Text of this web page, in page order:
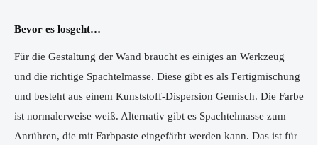
Bevor es losgeht…
Für die Gestaltung der Wand braucht es einiges an Werkzeug
und die richtige Spachtelmasse. Diese gibt es als Fertigmischung
und besteht aus einem Kunststoff-Dispersion Gemisch. Die Farbe
ist normalerweise weiß. Alternativ gibt es Spachtelmasse zum
Anrühren, die mit Farbpaste eingefärbt werden kann. Das ist für